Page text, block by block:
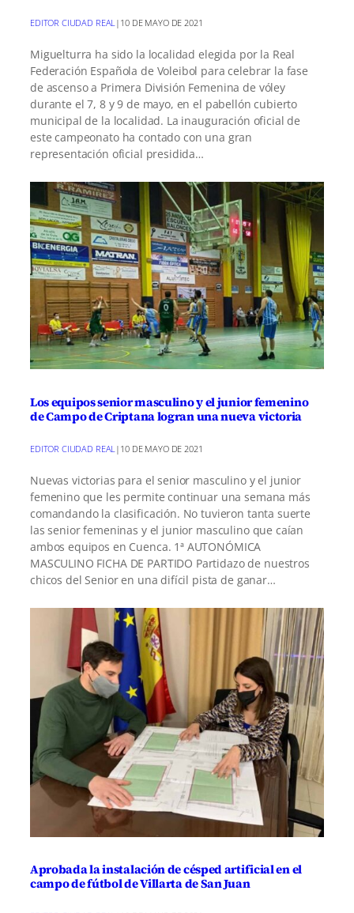
EDITOR CIUDAD REAL | 10 DE MAYO DE 2021
Miguelturra ha sido la localidad elegida por la Real
Federación Española de Voleibol para celebrar la fase
de ascenso a Primera División Femenina de vóley
durante el 7, 8 y 9 de mayo, en el pabellón cubierto
municipal de la localidad. La inauguración oficial de
este campeonato ha contado con una gran
representación oficial presidida…
Los equipos senior masculino y el junior femenino
de Campo de Criptana logran una nueva victoria
EDITOR CIUDAD REAL | 10 DE MAYO DE 2021
Nuevas victorias para el senior masculino y el junior
femenino que les permite continuar una semana más
comandando la clasificación. No tuvieron tanta suerte
las senior femeninas y el junior masculino que caían
ambos equipos en Cuenca. 1ª AUTONÓMICA
MASCULINO FICHA DE PARTIDO Partidazo de nuestros
chicos del Senior en una difícil pista de ganar…
Aprobada la instalación de césped artificial en el
campo de fútbol de Villarta de San Juan